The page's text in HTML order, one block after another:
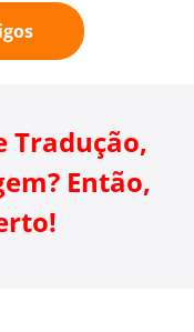
Tradução,
Então,